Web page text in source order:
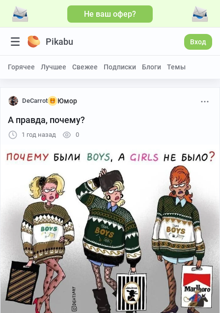
Не ваш офер?
Pikabu Вход
Горячее Лучшее Свежее Подписки Блоги Темы
DeCarrot Юмор
А правда, почему?
1 год назад 0